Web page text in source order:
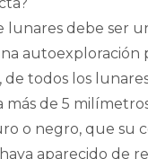
lunares debe ser
autoexploración
de todos los
más de 5
o negro, que su
aparecido de